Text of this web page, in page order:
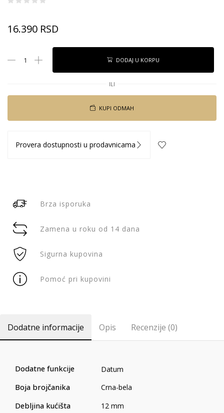
16.390 RSD
DODAJ U KORPU
ILI
KUPI ODMAH
Provera dostupnosti u prodavnicama
Brza isporuka
Zamena u roku od 14 dana
Sigurna kupovina
Pomoć pri kupovini
Dodatne informacije Opis Recenzije (0)
Dodatne funkcije Datum
Boja brojčanika Crna-bela
Debljina kućišta 12 mm